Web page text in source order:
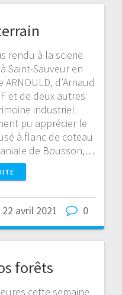
rendu à la scierie
Saint-Sauveur en
d’Arnaud
et de deux autres
industriel
pu apprécier le
à flanc de coteau
de Bousson,…
22 avril 2021 0
forêts
cette semaine